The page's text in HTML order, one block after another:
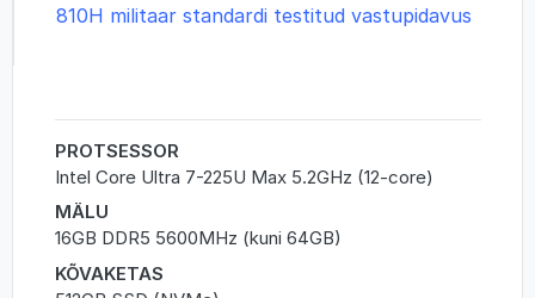
810H militaar standardi testitud vastupidavus
PROTSESSOR
Intel Core Ultra 7-225U Max 5.2GHz (12-core)
MÄLU
16GB DDR5 5600MHz (kuni 64GB)
KÕVAKETAS